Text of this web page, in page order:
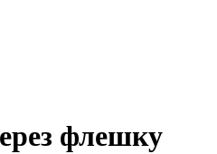
флешку